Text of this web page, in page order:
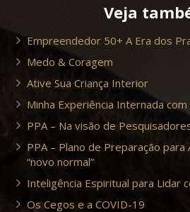
Veja
Empreendedor 50+ A Era dos
Medo & Coragem
Ative Sua Criança Interior
Minha Experiência Internada
PPA – Na visão de
PPA – Plano de Preparação
“novo normal”
Inteligência Espiritual para Lidar
Os Cegos e a COVID-19